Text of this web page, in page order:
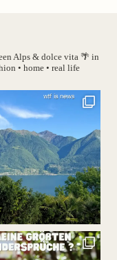
Alps & dolce vita🌴 in
• home • real life